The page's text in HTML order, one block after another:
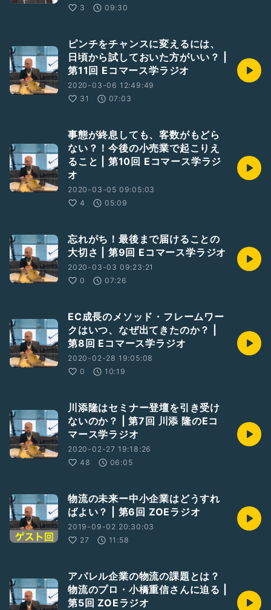
3
09:30
ピンチをチャンスに変えるには、
日頃から試しておいた方がいい？ |
第11回 Eコマース学ラジオ
2020-03-06 12:49:49
31
07:03
事態が終息しても、客数がもどら
ない？！今後の小売業で起こりえ
ること | 第10回 Eコマース学ラジ
オ
2020-03-05 09:05:03
4
05:09
忘れがち！最後まで届けることの
大切さ | 第9回 Eコマース学ラジオ
2020-03-03 09:23:21
0
07:26
EC成長のメソッド・フレームワー
クはいつ、なぜ出てきたのか？ |
第8回 Eコマース学ラジオ
2020-02-28 19:05:08
0
10:19
川添隆はセミナー登壇を引き受け
ないのか？ | 第7回 川添 隆のEコ
マース学ラジオ
2020-02-27 19:18:26
48
06:05
物流の未来ー中小企業はどうすれ
ばよい？ | 第6回 ZOEラジオ
2019-09-02 20:30:03
27
11:58
アパレル企業の物流の課題とは？
物流のプロ・小橋重信さんに迫る |
第5回 ZOEラジオ